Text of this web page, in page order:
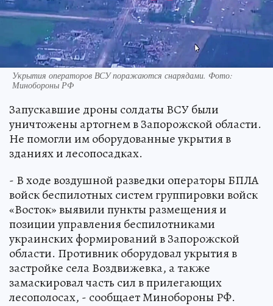
Укрытия операторов ВСУ поражаются снарядами. Фото:
Минобороны РФ
Запускавшие дроны солдаты ВСУ были
уничтожены артогнем в Запорожской области.
Не помогли им оборудованные укрытия в
зданиях и лесопосадках.
- В ходе воздушной разведки операторы БПЛА
войск беспилотных систем группировки войск
«Восток» выявили пункты размещения и
позиции управления беспилотниками
украинских формирований в Запорожской
области. Противник оборудовал укрытия в
застройке села Воздвижевка, а также
замаскировал часть сил в прилегающих
лесополосах, - сообщает Минобороны РФ.